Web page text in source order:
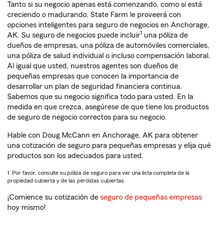
Tanto si su negocio apenas está comenzando, como si está
creciendo o madurando, State Farm le proveerá con
opciones inteligentes para seguro de negocios en Anchorage,
AK. Su seguro de negocios puede incluir1 una póliza de
dueños de empresas, una póliza de automóviles comerciales,
una póliza de salud individual o incluso compensación laboral.
Al igual que usted, nuestros agentes son dueños de
pequeñas empresas que conocen la importancia de
desarrollar un plan de seguridad financiera continua.
Sabemos que su negocio significa todo para usted. En la
medida en que crezca, asegúrese de que tiene los productos
de seguro de negocio correctos para su negocio.
Hable con Doug McCann en Anchorage, AK para obtener
una cotización de seguro para pequeñas empresas y elija qué
productos son los adecuados para usted.
1. Por favor, consulte su póliza de seguro para ver una lista completa de la
propiedad cubierta y de las pérdidas cubiertas.
¡Comience su cotización de seguro de pequeñas empresas
hoy mismo!